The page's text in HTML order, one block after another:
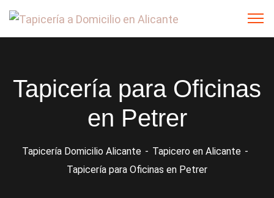
Tapicería para Oficinas
en Petrer
Tapicería Domicilio Alicante
Tapicero en Alicante
Tapicería para Oficinas en Petrer